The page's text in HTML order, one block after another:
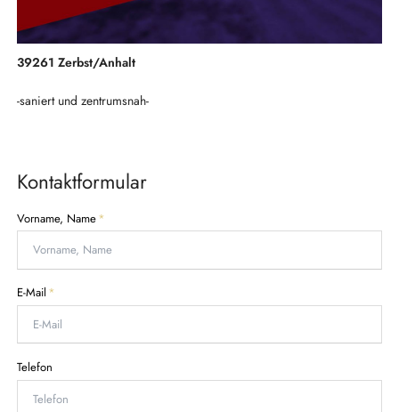
39261 Zerbst/Anhalt
-saniert und zentrumsnah-
Kontaktformular
P
f
i
c
h
l
d
Vorname, Name*
P
f
i
c
h
E-Mail *
Telefon